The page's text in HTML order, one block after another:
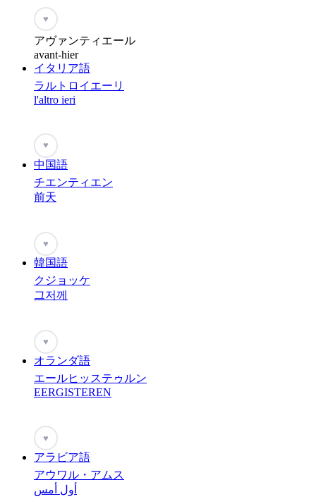
♥
アヴァンティエール
avant-hier
イタリア語
ラルトロイエーリ
l'altro ieri
♥
中国語
チエンティエン
前天
♥
韓国語
クジョッケ
그저께
♥
オランダ語
エールヒッステゥルン
EERGISTEREN
♥
アラビア語
アウワル・アムス
أول أمس